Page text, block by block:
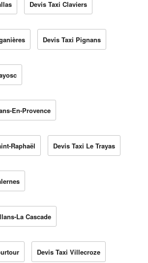
Devis Taxi Claviers
Devis Taxi Pignans
En-Provence
Raphaël Devis Taxi Le Trayas
La Cascade
Devis Taxi Villecroze